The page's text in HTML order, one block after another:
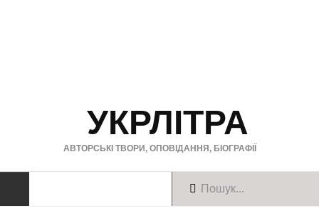
УКРЛІТРА
АВТОРСЬКІ ТВОРИ, ОПОВІДАННЯ, БІОГРАФІЇ